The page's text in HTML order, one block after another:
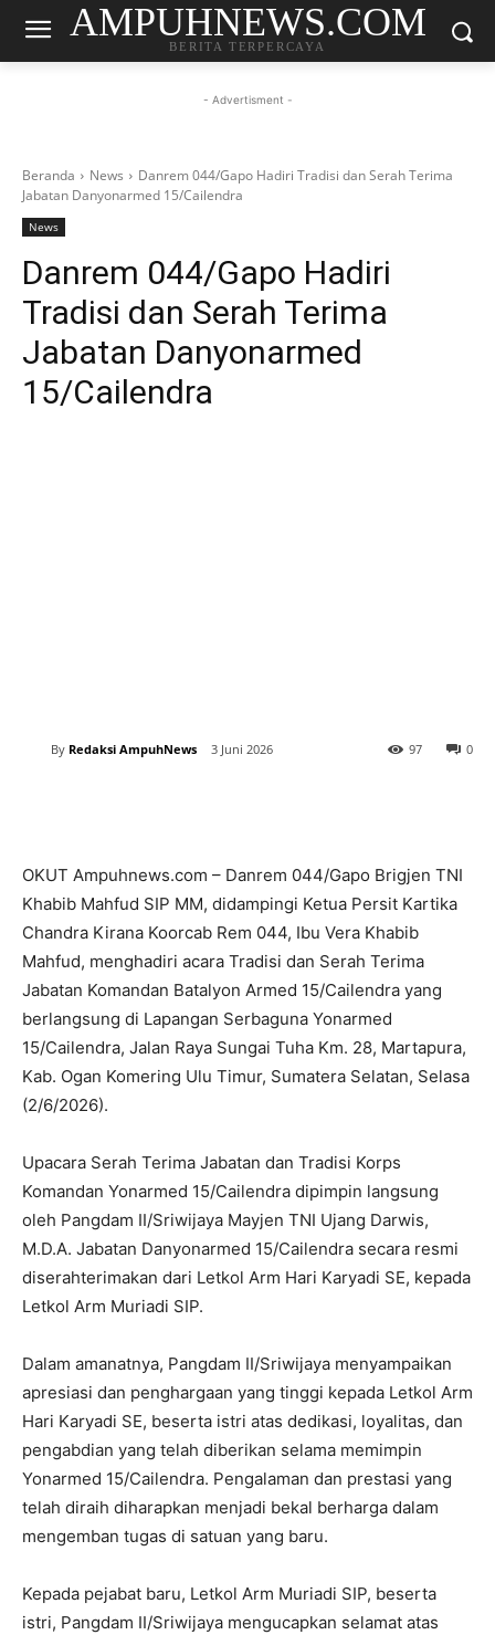
AMPUHNEWS.COM
BERITA TERPERCAYA
- Advertisment -
Beranda News
Danrem 044/Gapo Hadiri Tradisi dan Serah Terima
Jabatan Danyonarmed 15/Cailendra
News
Danrem 044/Gapo Hadiri
Tradisi dan Serah Terima
Jabatan Danyonarmed
15/Cailendra
By Redaksi AmpuhNews 3 Juni 2026 0
97
OKUT Ampuhnews.com – Danrem 044/Gapo Brigjen TNI
Khabib Mahfud SIP MM, didampingi Ketua Persit Kartika
Chandra Kirana Koorcab Rem 044, Ibu Vera Khabib
Mahfud, menghadiri acara Tradisi dan Serah Terima
Jabatan Komandan Batalyon Armed 15/Cailendra yang
berlangsung di Lapangan Serbaguna Yonarmed
15/Cailendra, Jalan Raya Sungai Tuha Km. 28, Martapura,
Kab. Ogan Komering Ulu Timur, Sumatera Selatan, Selasa
(2/6/2026).
Upacara Serah Terima Jabatan dan Tradisi Korps
Komandan Yonarmed 15/Cailendra dipimpin langsung
oleh Pangdam II/Sriwijaya Mayjen TNI Ujang Darwis,
M.D.A. Jabatan Danyonarmed 15/Cailendra secara resmi
diserahterimakan dari Letkol Arm Hari Karyadi SE, kepada
Letkol Arm Muriadi SIP.
Dalam amanatnya, Pangdam II/Sriwijaya menyampaikan
apresiasi dan penghargaan yang tinggi kepada Letkol Arm
Hari Karyadi SE, beserta istri atas dedikasi, loyalitas, dan
pengabdian yang telah diberikan selama memimpin
Yonarmed 15/Cailendra. Pengalaman dan prestasi yang
telah diraih diharapkan menjadi bekal berharga dalam
mengemban tugas di satuan yang baru.
Kepada pejabat baru, Letkol Arm Muriadi SIP, beserta
istri, Pangdam II/Sriwijaya mengucapkan selamat atas